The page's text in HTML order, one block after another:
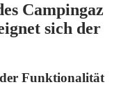
Campingaz
sich der
Funktionalität